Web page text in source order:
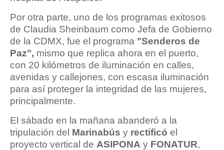
Por otra parte, uno de los programas exitosos
de Claudia Sheinbaum como Jefa de Gobierno
de la CDMX, fue el programa "Senderos de
Paz", mismo que replica ahora en el puerto,
con 20 kilómetros de iluminación en calles,
avenidas y callejones, con escasa iluminación
para así proteger la integridad de las mujeres,
principalmente.
El sábado en la mañana abanderó a la
tripulación del Marinabús y rectificó el
proyecto vertical de ASIPONA y FONATUR,